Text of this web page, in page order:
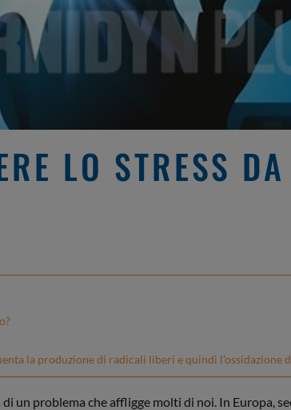
LO STRESS
la produzione di radicali liberi e quindi l’ossidazione
di un problema che affligge molti di noi. In Europa,